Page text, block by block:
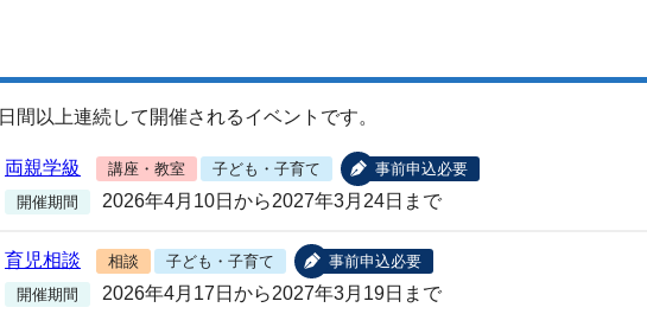
日間以上連続して開催されるイベントです。
両親学級 講座・教室 子ども・子育て
事前申込必要
開催期間
2026年4月10日から2027年3月24日まで
育児相談 相談 子ども・子育て
事前申込必要
開催期間
2026年4月17日から2027年3月19日まで